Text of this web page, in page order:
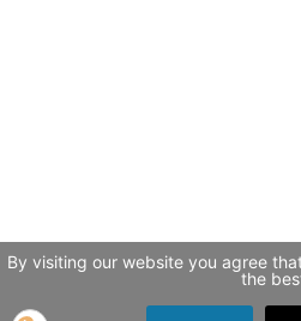
By visiting our website you agree
the